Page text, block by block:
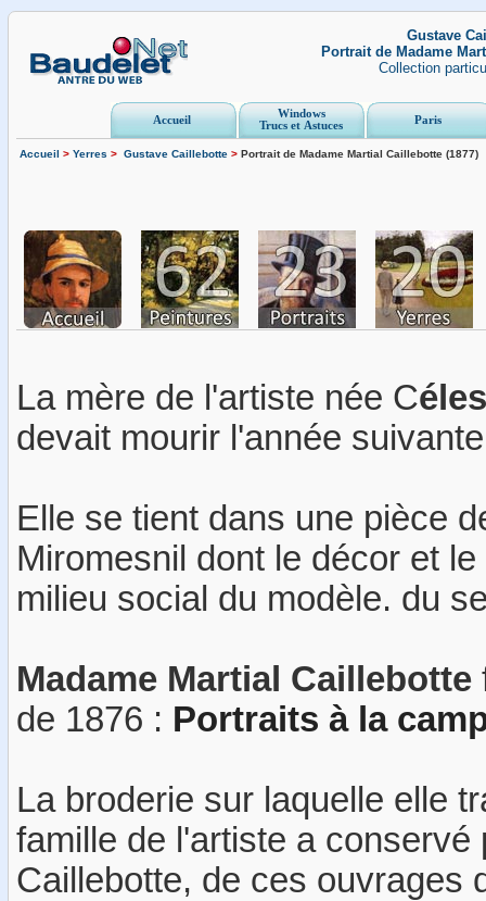
Gustave
Portrait de Madame
Collection
Accueil
Windows
Trucs et Astuces
Paris
Accueil > Yerres > Gustave Caillebotte > Portrait de Madame Martial Caillebotte (1877)
La mère de l'artiste née C
devait mourir l'année
Elle se tient dans une pièce
Miromesnil dont le décor et
milieu social du modèle. du
Madame Martial Caillebotte
de 1876 : Portraits à la
La broderie sur laquelle elle
famille de l'artiste a
Caillebotte, de ces ouvrages